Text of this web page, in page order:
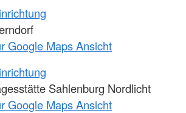
Google Maps Ansicht
Sahlenburg Nordlicht
Google Maps Ansicht